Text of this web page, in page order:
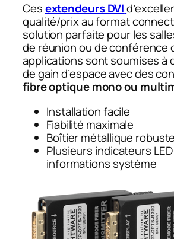
Cesextendeurs DVI
qualité/prix au format
solution parfaite pour les
de réunion ou de conférence
applications sont soumises à
de gain d’espace avec des
fibre optique mono ou
Installation facile
Fiabilité maximale
Boîtier métallique robuste
Plusieurs indicateurs
informations système